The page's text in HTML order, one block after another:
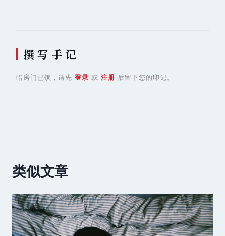
撰 写 手 记
暗房门已锁，请先 登录 或 注册 后留下您的印记。
类似文章